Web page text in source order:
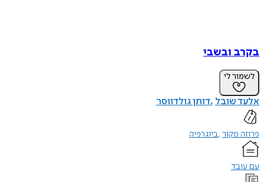
בקרב ובשבי
לשמור לי
אלעד שובל דותן גולדווסר
פרוזה מקור ביוגרפיה
עם עובד